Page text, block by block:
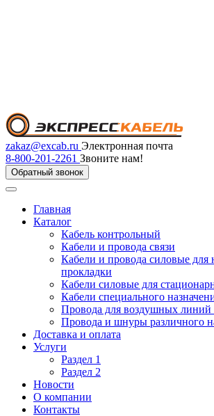
zakaz@excab.ru Электронная почта
8-800-201-2261 Звоните нам!
Обратный звонок
Главная
Каталог
Кабель контрольный
Кабели и провода связи
Кабели и провода силовые для
прокладки
Кабели силовые для
Кабели специального
Провода для воздушных линий
Провода и шнуры различного
Доставка и оплата
Услуги
Раздел 1
Раздел 2
Новости
О компании
Контакты